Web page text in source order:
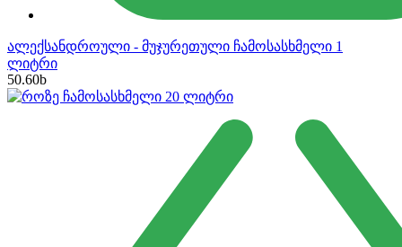
ალექსანდროული - მუჯურეთული ჩამოსასხმელი 1
ლიტრი
50.60b